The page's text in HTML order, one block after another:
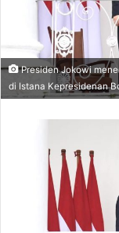
l
Presiden Jokowi
di Istana Kepresidenan